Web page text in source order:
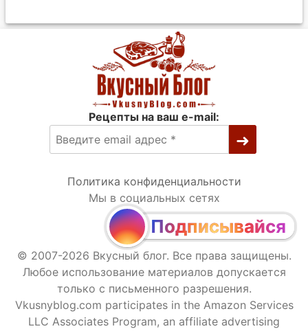
Политика конфиденциальности
Мы в социальных сетях
Подписывайся
© 2007-2026 Вкусный блог. Все права защищены.
Любое использование материалов допускается
только с письменного разрешения.
Vkusnyblog.com participates in the Amazon Services